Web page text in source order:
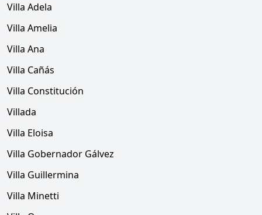
Villa Adela
Villa Amelia
Villa Ana
Villa Cañás
Villa Constitución
Villada
Villa Eloisa
Villa Gobernador Gálvez
Villa Guillermina
Villa Minetti